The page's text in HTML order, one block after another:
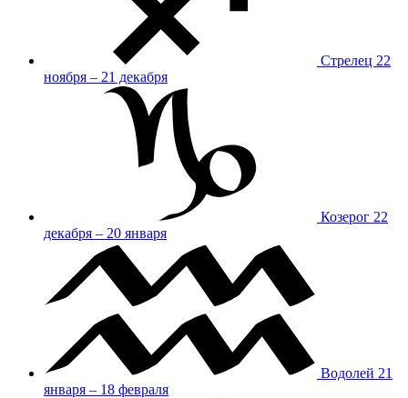
Стрелец 22
ноября – 21 декабря
Козерог 22
декабря – 20 января
Водолей 21
января – 18 февраля